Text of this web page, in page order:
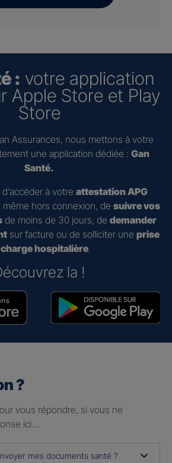
: votre application
Apple Store et Play
Store
Assurances, nous mettons à votre
une application dédiée : Gan
Santé.
à votre attestation APG
hors connexion, de suivre vos
de moins de 30 jours, de demander
sur facture ou de solliciter une prise
hospitalière.
la !
?
vous répondre, si vous ne
ici…
mes documents santé ?